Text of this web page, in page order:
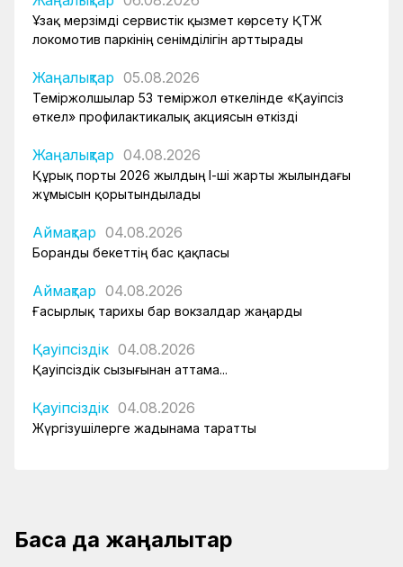
Ұзақ мерзімді сервистік қызмет көрсету ҚТЖ
локомотив паркінің сенімділігін арттырады
Жаңалықтар 05.08.2026
Теміржолшылар 53 теміржол өткелінде «Қауіпсіз
өткел» профилактикалық акциясын өткізді
Жаңалықтар 04.08.2026
Құрық порты 2026 жылдың І-ші жарты жылындағы
жұмысын қорытындылады
Аймақтар 04.08.2026
Боранды бекеттің бас қақпасы
Аймақтар 04.08.2026
Ғасырлық тарихы бар вокзалдар жаңарды
Қауіпсіздік 04.08.2026
Қауіпсіздік сызығынан аттама...
Қауіпсіздік 04.08.2026
Жүргізушілерге жадынама таратты
Басқа да жаңалықтар